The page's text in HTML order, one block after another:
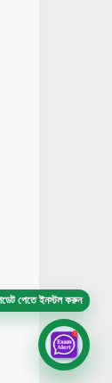
পেতে ইনস্টল করুন